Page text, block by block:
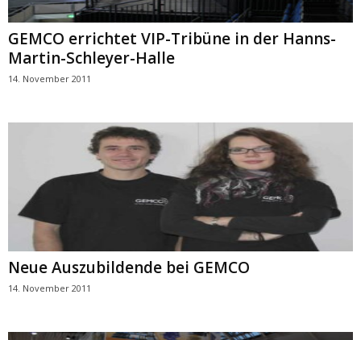
GEMCO errichtet VIP-Tribüne in der Hanns-
Martin-Schleyer-Halle
14. November 2011
Neue Auszubildende bei GEMCO
14. November 2011